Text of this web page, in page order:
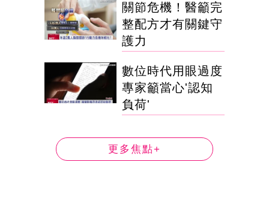
關節危機！醫籲完
整配方才有關鍵守
護力
數位時代用眼過度
專家籲當心'認知
負荷'
更多焦點+